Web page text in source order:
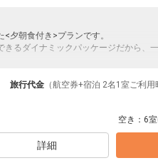
り異なります）
夕朝食付き>プランです。
きるダイナミックパッケージだから、
ループ）確約！フライトマイル50％
体験プランなどの追加（同時予約）が
王温泉の中心に位置し、各観光地へア
イがあり、中森ゲレンデまでは徒歩1分。
ーズに出られる最適地。
旅行代金 （航空券+宿泊 2名1室ご利用
空き： 6室
詳細